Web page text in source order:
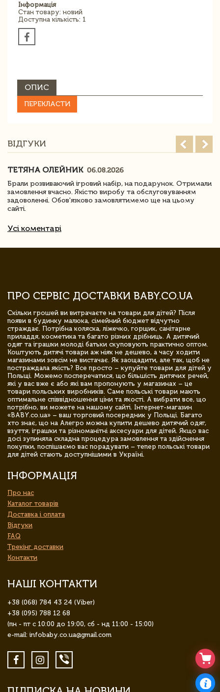
Інформація
Стан товару: новий
Доступна кількість: 1
ОПИС
ПЕРЕКЛАСТИ
ВІДГУКИ
ТЕТЯНА ОЛЕЙНИК 06.08.2026
Брали розвиваючий ігровий набір, на подарунок. Отримали
замовлення вчасно. Якістю виробу та обслуговуванням
задоволенні. Обов'язково замовлятимемо ще на цьому
сайті.
Усі коментарі
ПРО СЕРВІС ДОСТАВКИ BABY.CO.UA
Скільки грошей ви витрачаєте на товари для дітей? Після
появи в будинку малюка, сімейний бюджет відчутно
страждає. Потрібна коляска, ліжечко, горщик, санітарне
приладдя, косметика та багато різних дрібниць. А дитячий
одяг та іграшки молоді батьки скуповують практично оптом.
Коштують дитячі товари аж ніяк не дешево, а часу ходити
магазинами зовсім не вистачає. Як заощадити, але так, щоб не
постраждала якість? Все просто – купуйте товари для дітей у
Польщі. Можемо посперечатися, що більшість дитячих речей,
які у вас вже є або які вам пропонують у магазинах – це
товари польських виробників. Саме польські товари мають
оптимальне співвідношення ціни та якості. А вибрати все, що
потрібно, ви можете на нашому сайті. Інтернет-магазин
«BABY.co.ua» – ваш торговий посередник у Польщі. Багато
хто знає, що на Алегро можна купити дешево дитячий одяг,
взуття, іграшки та різноманітні аксесуари для дітей. Якщо вас
досі зупиняла складна процедура замовлення та здійснення
покупки, поспішаємо вас порадувати – тепер польські товари
для дітей стають доступнішими в Україні.
ІНФОРМАЦІЯ
Про нас
Каталог товарів
Доставка і оплата
Відгуки
FAQ
Трекінг доставки
Контакти
НАШІ КОНТАКТИ
+38 (068) 784 43 24 (Viber)
+38 (095) 788 12 68
(пн - пт с 10:00 до 19:00, сб - нд 11:00 - 15:00)
e-mail: infobaby.co.ua@gmail.com